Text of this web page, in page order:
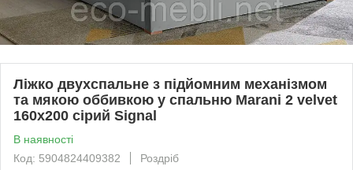
Ліжко двухспальне з підйомним механізмом
та мякою оббивкою у спальню Marani 2 velvet
160x200 сірий Signal
В наявності
Код: 5904824409382
Роздріб